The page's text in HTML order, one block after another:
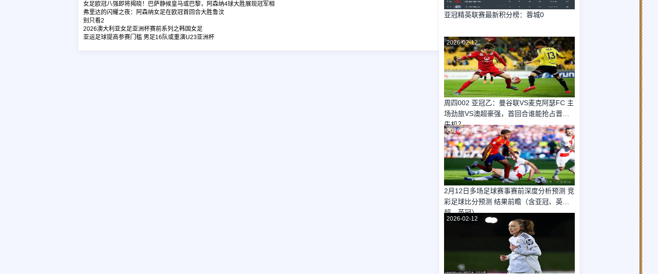
女足欧冠八强即将揭晓！巴萨静候皇马或巴黎，阿森纳4球大胜展现冠军相
弗里达的闪耀之夜：阿森纳女足在欧冠首回合大胜鲁汶
别只看2
2026澳大利亚女足亚洲杯赛前系列之韩国女足
亚运足球提高参赛门槛 男足16队或重演U23亚洲杯
亚冠精英联赛最新积分榜：蓉城0
2026-02-12
周四002 亚冠乙：曼谷联VS麦克阿瑟FC 主
场劲旅VS澳超豪强，首回合谁能抢占晋级
先机？
2026-02-12
2月12日多场足球赛事赛前深度分析预测 竞
彩足球比分预测 结果前瞻（含亚冠、英
超、英冠）
2026-02-12